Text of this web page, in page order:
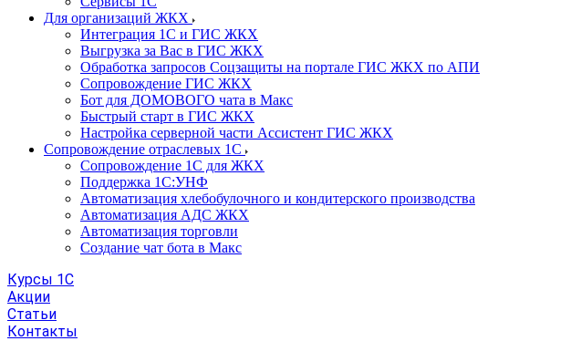
Для организаций ЖКХ
Интеграция 1С и ГИС ЖКХ
Выгрузка за Вас в ГИС ЖКХ
Обработка запросов Соцзащиты на портале ГИС ЖКХ по АПИ
Сопровождение ГИС ЖКХ
Бот для ДОМОВОГО чата в Макс
Быстрый старт в ГИС ЖКХ
Настройка серверной части Ассистент ГИС ЖКХ
Сопровождение отраслевых 1С
Сопровождение 1С для ЖКХ
Поддержка 1С:УНФ
Автоматизация хлебобулочного и кондитерского производства
Автоматизация АДС ЖКХ
Автоматизация торговли
Создание чат бота в Макс
Курсы 1С
Акции
Статьи
Контакты